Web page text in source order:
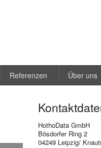
Referenzen Über uns
HothoData GmbH
Bösdorfer Ring 2
04249 Leipzig/